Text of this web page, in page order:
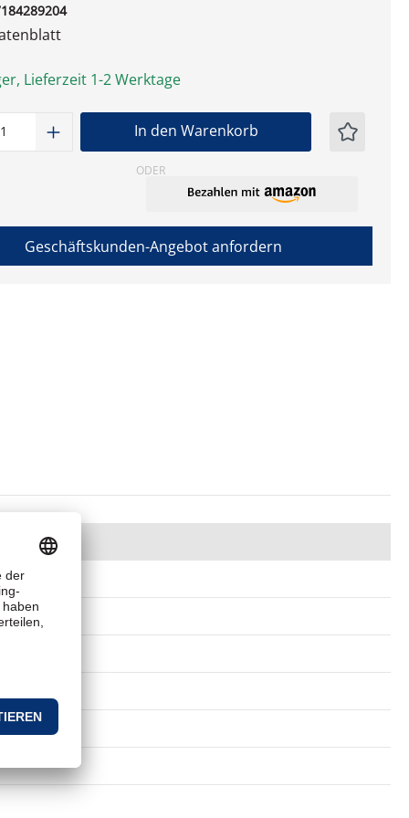
Lieferzeit 1-2 Werktage
Anzahl: Gib den gewünschten Wert
In den Warenkorb
ODER
Geschäftskunden-Angebot anfordern